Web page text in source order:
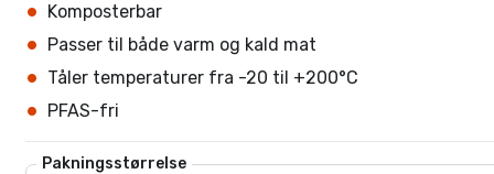
Komposterbar
Passer til både varm og kald mat
Tåler temperaturer fra -20 til +200°C
PFAS-fri
Pakningsstørrelse